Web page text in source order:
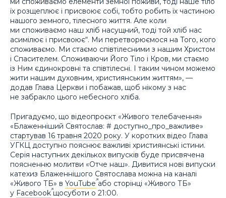
їх розщеплює і присвоює собі, тобто робить їх частиною
нашого земного, тілесного життя. Але коли
ми споживаємо наш хліб насущний, тоді той хліб нас
асимілює і присвоює“. Ми перетворюємося на Того, кого
споживаємо. Ми стаємо співтілесними з нашим Христом
і Спасителем. Споживаючи Його Тіло і Кров, ми стаємо
із Ним єдинокровні та співтілесні. І таким чином можемо
жити нашим духовним, християнським життям», —
додав Глава Церкви і побажав, щоб нікому з нас
не забракло цього небесного хліба.
Пригадуємо, що відеопроєкт «Живого телебачення»
«Блаженніший Святослав: # доступно_про_важливе»
стартував 16 травня 2020 року. У коротких відео Глава
УГКЦ доступно пояснює важливі християнські істини.
Серія наступних декількох випусків буде присвячена
поясненню молитви «Отче наш». Дивитися нові випуски
катехиз Блаженнішого Святослава можна на каналі
«Живого ТБ» в YouTubeабо сторінці «Живого ТБ»
у Facebookщосуботи о 21:00.